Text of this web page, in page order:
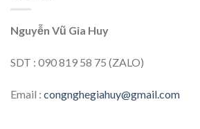
Nguyễn Vũ Gia Huy
SDT : 090 819 58 75 (ZALO)
Email : congnghegiahuy@gmail.com